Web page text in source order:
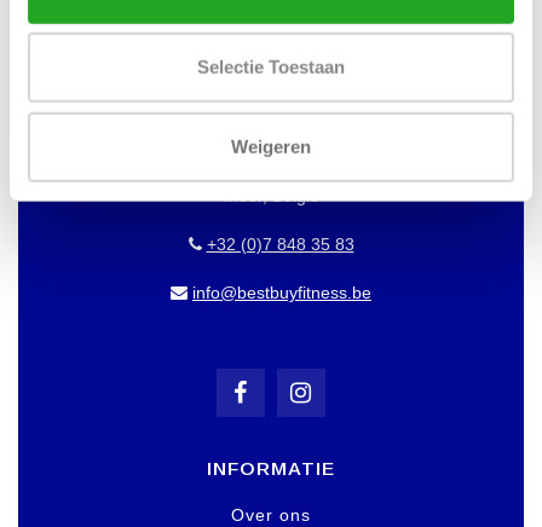
Selectie Toestaan
Weigeren
Londenstraat 7
Meer, België
+32 (0)7 848 35 83
info@bestbuyfitness.be
INFORMATIE
Over ons